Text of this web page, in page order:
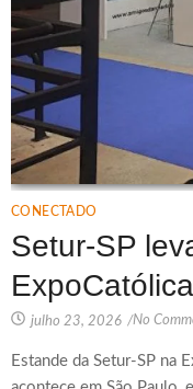
CONECTADO
Setur-SP
julho 23, 2026 /No
Estande da Setur-SP na